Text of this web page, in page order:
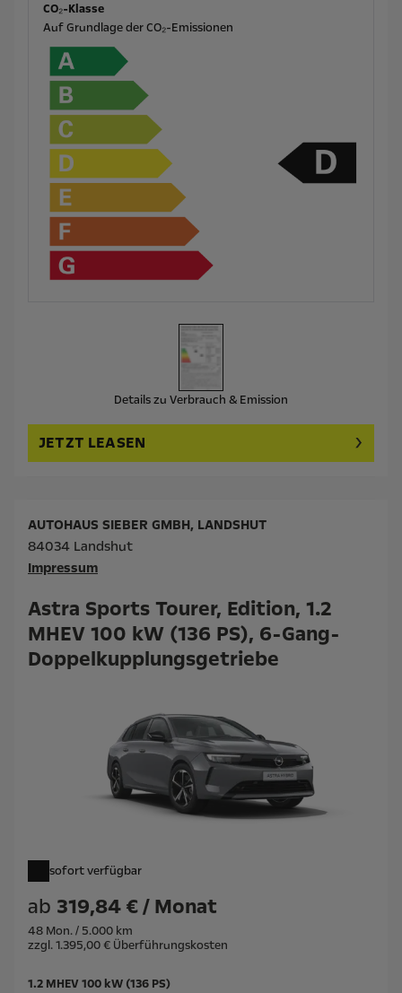
CO₂-Klasse
Auf Grundlage der CO₂-Emissionen
Details zu Verbrauch & Emission
JETZT LEASEN
Astra Sports Tourer, Edition, 1.2
MHEV 100 kW (136 PS), 6-Gang-
Doppelkupplungsgetriebe
sofort verfügbar
ab 319,84 € / Monat
48 Mon. / 5.000 km
zzgl. 1.395,00 € Überführungskosten
AUTOHAUS SIEBER GMBH, LANDSHUT
84034 Landshut
Impressum
1.2 MHEV 100 kW (136 PS)